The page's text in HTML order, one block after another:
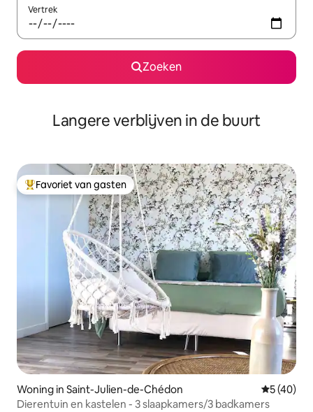
Vertrek
Zoeken
Langere verblijven in de buurt
Topfavoriet van gasten
Favoriet van gasten
Woning in Saint-Julien-de-Chédon
5 (40)
Dierentuin en kastelen - 3 slaapkamers/3 badkamers